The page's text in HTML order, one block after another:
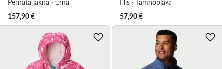
Pernata jakna · Crna
157,90€
Flis · Tamnoplava
57,90€